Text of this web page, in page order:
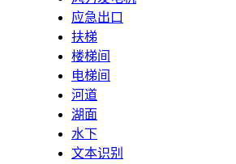
应急出口
扶梯
楼梯间
电梯间
河道
湖面
水下
文本识别